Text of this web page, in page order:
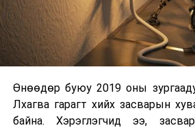
Өнөөдөр буюу 2019 оны
Лхагва гарагт хийх засварын
байна. Хэрэглэгчид ээ,